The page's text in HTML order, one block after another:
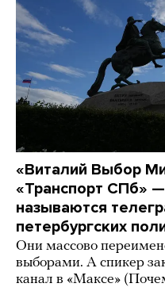
«Виталий Выбор
«Транспорт СПб»
называются
петербургских
Они массово
выборами. А спикер
канал в «Максе»